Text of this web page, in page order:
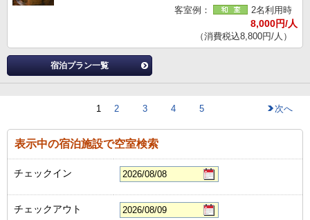
客室例：
2名利用時
8,000円/人
（消費税込8,800円/人）
宿泊プラン一覧
1 2 3 4 5 次へ
表示中の宿泊施設で空室検索
チェックイン
チェックアウト